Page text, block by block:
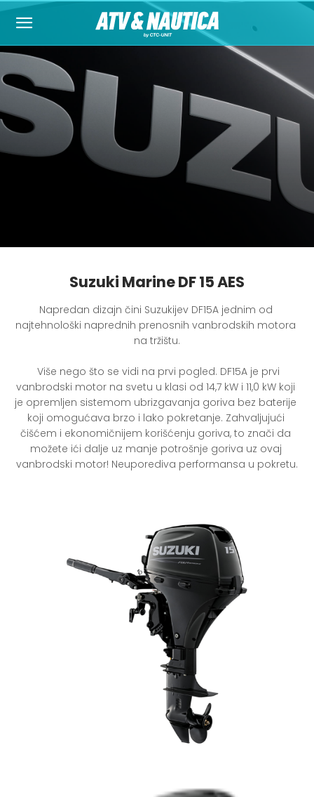
Suzuki Marine DF 15 AES
Napredan dizajn čini Suzukijev DF15A jednim od
najtehnološki naprednih prenosnih vanbrodskih motora
na tržištu.
vanbrodski motor na svetu u klasi od 14,7 kW i 11,0 kW koji
je opremljen sistemom ubrizgavanja goriva bez baterije
koji omogućava brzo i lako pokretanje. Zahvaljujući
čišćem i ekonomičnijem korišćenju goriva, to znači da
možete ići dalje uz manje potrošnje goriva uz ovaj
vanbrodski motor! Neuporediva performansa u pokretu.